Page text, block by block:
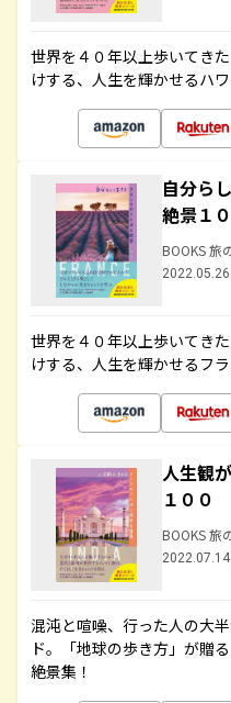
世界を４０年以上歩いてき
けする、人生を輝かせるハ
自分ら
絶景１
BOOKS 旅
世界を４０年以上歩いてき
けする、人生を輝かせるフ
人生観
１００
BOOKS 旅
混沌と喧噪、行った人の大
ド。「地球の歩き方」が贈
絶景集！